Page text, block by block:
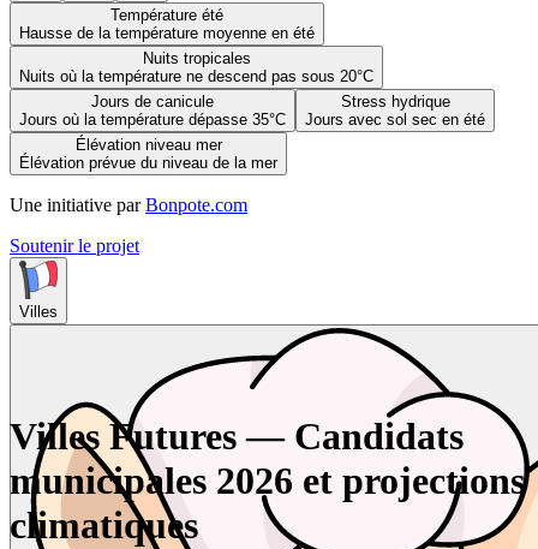
Température été
Hausse de la température moyenne en été
Nuits tropicales
Nuits où la température ne descend pas sous 20°C
Jours de canicule
Jours où la température dépasse 35°C
Stress hydrique
Jours avec sol sec en été
Élévation niveau mer
Élévation prévue du niveau de la mer
Une initiative par Bonpote.com
Soutenir le projet
Villes
Villes Futures — Candidats
municipales 2026 et projections
climatiques